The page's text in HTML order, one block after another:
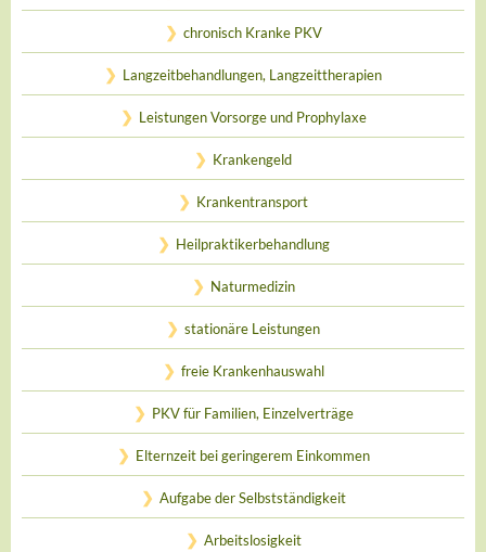
chronisch Kranke PKV
Langzeitbehandlungen, Langzeittherapien
Leistungen Vorsorge und Prophylaxe
Krankengeld
Krankentransport
Heilpraktikerbehandlung
Naturmedizin
stationäre Leistungen
freie Krankenhauswahl
PKV für Familien, Einzelverträge
Elternzeit bei geringerem Einkommen
Aufgabe der Selbstständigkeit
Arbeitslosigkeit